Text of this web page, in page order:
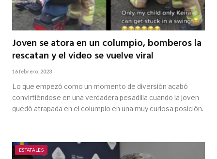
Joven se atora en un columpio, bomberos la
rescatan y el video se vuelve viral
16 febrero, 2023
Lo que empezó como un momento de diversión acabó
convirtiéndose en una verdadera pesadilla cuando la joven
quedó atrapada en el columpio en una muy curiosa posición.
ESTATALES